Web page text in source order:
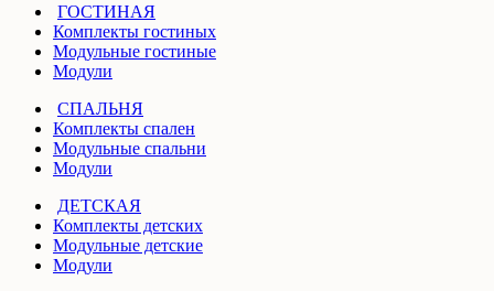
ГОСТИНАЯ
Комплекты гостиных
Модульные гостиные
Модули
СПАЛЬНЯ
Комплекты спален
Модульные спальни
Модули
ДЕТСКАЯ
Комплекты детских
Модульные детские
Модули